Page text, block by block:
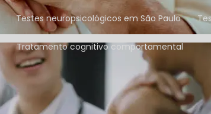
Testes neuropsicológicos em São Paulo
Tratamento cognitivo comportamental